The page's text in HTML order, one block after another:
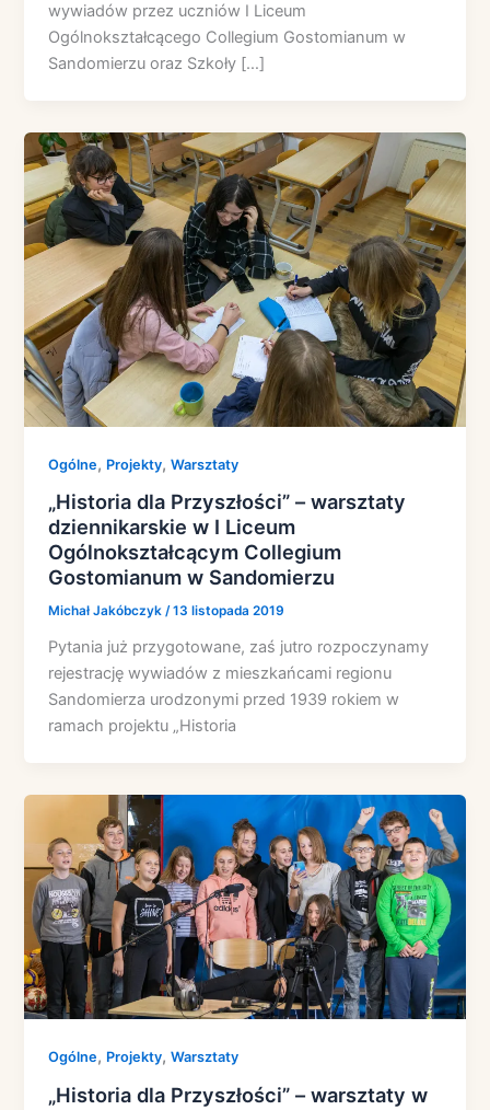
wywiadów przez uczniów I Liceum
Ogólnokształcącego Collegium Gostomianum w
Sandomierzu oraz Szkoły […]
Ogólne, Projekty,Warsztaty
„Historia dla Przyszłości” – warsztaty
dziennikarskie w I Liceum
Ogólnokształcącym Collegium
Gostomianum w Sandomierzu
Michał Jakóbczyk/13 listopada 2019
Pytania już przygotowane, zaś jutro rozpoczynamy
rejestrację wywiadów z mieszkańcami regionu
Sandomierza urodzonymi przed 1939 rokiem w
ramach projektu „Historia
Ogólne, Projekty,Warsztaty
„Historia dla Przyszłości” – warsztaty w